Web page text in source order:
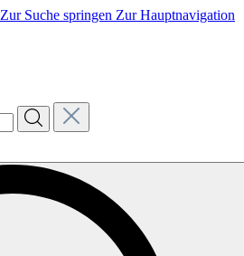
Zur Suche springen Zur Hauptnavigation